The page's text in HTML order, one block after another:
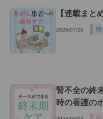
【連載まと
2026/07/26
腎不全の終
時の看護の